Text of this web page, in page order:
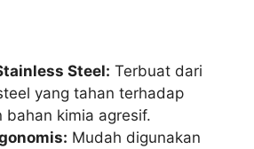
Steel: Terbuat dari
yang tahan terhadap
bahan kimia agresif.
Mudah digunakan